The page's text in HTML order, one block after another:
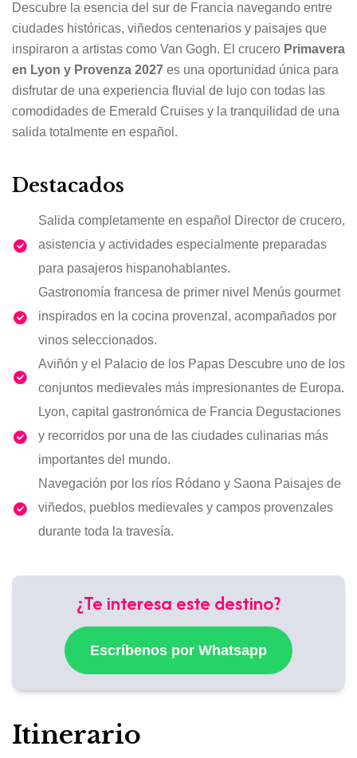
Descubre la esencia del sur de Francia navegando entre
ciudades históricas, viñedos centenarios y paisajes que
inspiraron a artistas como Van Gogh. El crucero Primavera
en Lyon y Provenza 2027 es una oportunidad única para
disfrutar de una experiencia fluvial de lujo con todas las
comodidades de Emerald Cruises y la tranquilidad de una
salida totalmente en español.
Destacados
Salida completamente en español Director de crucero,
asistencia y actividades especialmente preparadas
para pasajeros hispanohablantes.
Gastronomía francesa de primer nivel Menús gourmet
inspirados en la cocina provenzal, acompañados por
vinos seleccionados.
Aviñón y el Palacio de los Papas Descubre uno de los
conjuntos medievales más impresionantes de Europa.
Lyon, capital gastronómica de Francia Degustaciones
y recorridos por una de las ciudades culinarias más
importantes del mundo.
Navegación por los ríos Ródano y Saona Paisajes de
viñedos, pueblos medievales y campos provenzales
durante toda la travesía.
¿Te interesa este destino?
Escríbenos por Whatsapp
Itinerario